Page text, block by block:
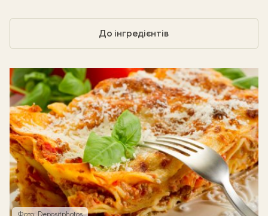
До інгредієнтів
Фото: Depositphotos